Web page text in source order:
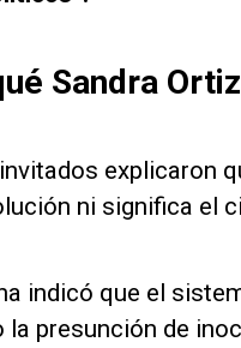
Sandra
explicaron
ni significa el
indicó que el
presunción de